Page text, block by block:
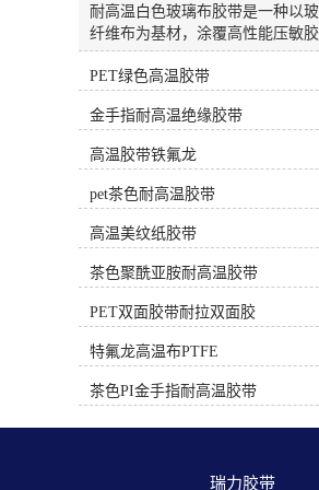
高温，正确使用不留胶）PET绿色
色高温胶带材质：绿色或白色聚酯
膜。耐温性：约 130°C - 180°C。
点：绝缘性好，有一定韧性。电子
带）采用耐高温胶水，在额定温度
时间下使用后撕除，一般不留残胶
常用于电路板遮蔽、线圈绝缘、较
和的焊接保护。三、 遮蔽保护专用
（中低温，专用配方）耐高温美
胶带材质：皱纹纸+特殊耐高温胶
水。耐温性：根据等级不同，
220°C 不等。特点：专为喷涂、烤
高温美纹纸胶带（如汽车喷涂级）
明）内使用，撕下后不应留残胶。
间过长或超温使用会导致残胶。应
用：汽车喷漆、家具烤漆、玻璃/
喷涂分色。选择与使用核心建议
耐高温白色玻璃布胶带是一种以
纤维布为基材，涂覆高性能压敏胶
（通常为硅胶）的特种胶带。因
色的耐热性、绝缘性和机械强度，
高端工业领域。🔥 核心特性这类胶
的核心优势在于能承受远超普通胶
的高温，并提供卓越的物理保护
越的耐温性：这是其较核心的特性
多数产品可长期耐受200℃的高温
短期甚至可承受260℃的极端温度。
部分高性能型号，如3M™ 361，
受高达450°F（约232℃） 的温度，
高。优异的机械强度：玻璃纤维布
材提供了极高的抗拉强度和耐撕裂
性。例如，日东P-212的抗拉强度
323 N/10mm，能有效抵抗磨损和
损伤。可靠的电气绝缘性：作为H
耐热绝缘材料，它具备良好的介
东ST-HG-T(R)的击穿电压可达4.5
PET绿色高温胶带
金手指耐高温绝缘胶带
高温胶带铁氟龙
pet茶色耐高温胶带
高温美纹纸胶带
茶色聚酰亚胺耐高温胶带
PET双面胶带耐拉双面胶
特氟龙高温布PTFE
茶色PI金手指耐高温胶带
瑞力胶带